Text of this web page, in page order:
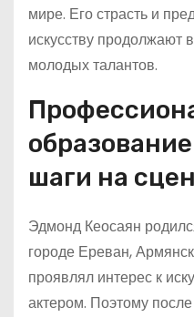
мире. Его страсть и
искусству продолжают
молодых талантов.
шаги на
Эдмонд Кеосаян
городе Ереван,
проявлял интерес к
актером. Поэтому